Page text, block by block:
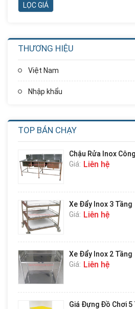
THƯƠNG HIỆU
Việt Nam
Nhập khẩu
TOP BÁN CHẠY
Nhà Chơi Cầu Trượt
Chậu Rửa Inox
Giá: Liên hệ
Xe Đẩy Inox 3 Tầng
Giá: Liên hệ
Xe Đẩy Inox 2 Tầng
Giá: Liên hệ
Giá Đựng Đồ Chơi 5